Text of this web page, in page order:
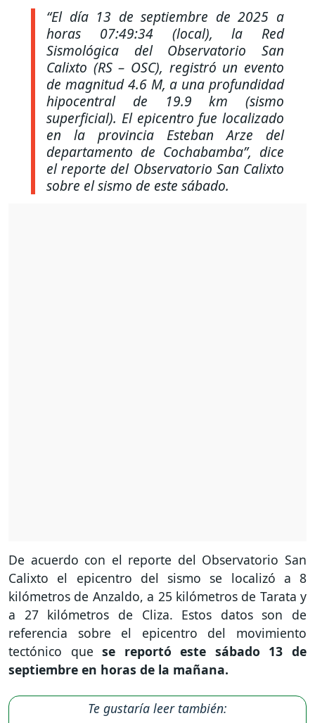
“El día 13 de septiembre de 2025 a
horas 07:49:34 (local), la Red
Sismológica del Observatorio San
Calixto (RS – OSC), registró un evento
de magnitud 4.6 M, a una profundidad
hipocentral de 19.9 km (sismo
superficial). El epicentro fue localizado
en la provincia Esteban Arze del
departamento de Cochabamba”, dice
el reporte del Observatorio San Calixto
sobre el sismo de este sábado.
De acuerdo con el reporte del Observatorio San
Calixto el epicentro del sismo se localizó a 8
kilómetros de Anzaldo, a 25 kilómetros de Tarata y
a 27 kilómetros de Cliza. Estos datos son de
referencia sobre el epicentro del movimiento
tectónico quese reportó este sábado 13 de
septiembre en horas de la mañana.
Te gustaría leer también: